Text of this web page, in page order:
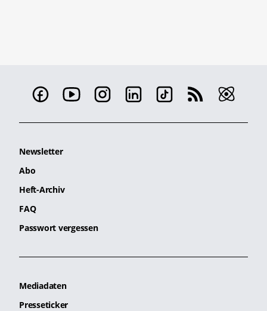
Newsletter
Abo
Heft-Archiv
FAQ
Passwort vergessen
Mediadaten
Presseticker